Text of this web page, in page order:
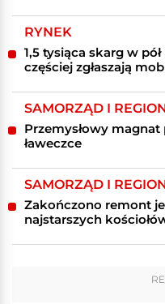
RYNEK
1,5 tysiąca skarg w
częściej zgłaszają
SAMORZĄD I
Przemysłowy magnat
ławeczce
SAMORZĄD I
Zakończono remont
najstarszych